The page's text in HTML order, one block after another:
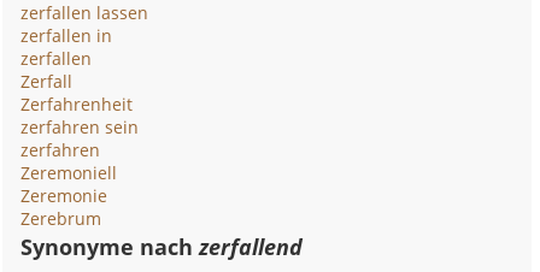
zerfallen lassen
zerfallen in
zerfallen
Zerfall
Zerfahrenheit
zerfahren sein
zerfahren
Zeremoniell
Zeremonie
Zerebrum
Synonyme nachzerfallend